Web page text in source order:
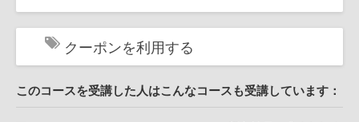
クーポンを利用する
このコースを受講した人はこんなコースも受講しています：